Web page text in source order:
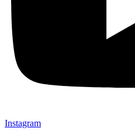
Instagram